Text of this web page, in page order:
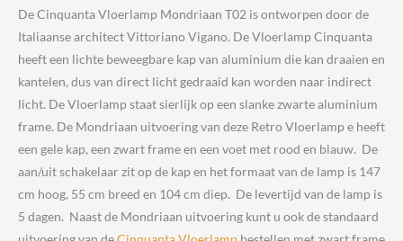
De Cinquanta Vloerlamp Mondriaan T02 is ontworpen door de
Italiaanse architect Vittoriano Vigano. De Vloerlamp Cinquanta
heeft een lichte beweegbare kap van aluminium die kan draaien en
kantelen, dus van direct licht gedraaid kan worden naar indirect
licht. De Vloerlamp staat sierlijk op een slanke zwarte aluminium
frame. De Mondriaan uitvoering van deze Retro Vloerlamp e heeft
een gele kap, een zwart frame en een voet met rood en blauw. De
aan/uit schakelaar zit op de kap en het formaat van de lamp is 147
cm hoog, 55 cm breed en 104 cm diep. De levertijd van de lamp is
5 dagen. Naast de Mondriaan uitvoering kunt u ook de standaard